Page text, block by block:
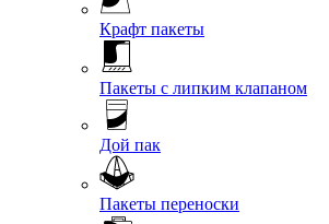
Крафт пакеты
Пакеты с липким клапаном
Дой пак
Пакеты переноски